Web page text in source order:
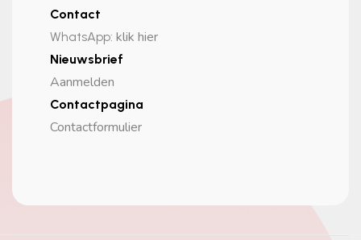
Contact
WhatsApp: klik hier
Nieuwsbrief
Aanmelden
Contactpagina
Contactformulier